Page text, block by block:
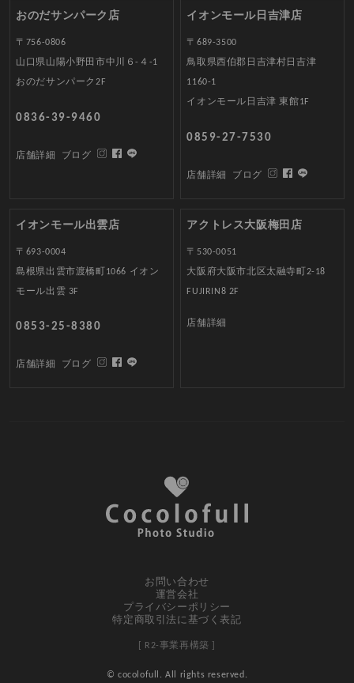
おのだサンパーク店
〒756-0806
山口県山陽小野田市中川６-４-1
おのだサンパーク2F
0836-39-9460
店舗詳細 ブログ
イオンモール日吉津店
〒689-3500
鳥取県西伯郡日吉津村日吉津
1160-1
イオンモール日吉津 東館1F
0859-27-7530
店舗詳細 ブログ
イオンモール出雲店
〒693-0004
島根県出雲市渡橋町1066 イオン
モール出雲 3F
0853-25-8380
店舗詳細 ブログ
アクトレス大阪梅田店
〒530-0051
大阪府大阪市北区太融寺町2-18
FUJIRIN8 2F
店舗詳細
お問い合わせ
運営会社
プライバシーポリシー
特定商取引法に基づく表記
[ R2-事業再構築 ]
© cocolofull. All rights reserved.